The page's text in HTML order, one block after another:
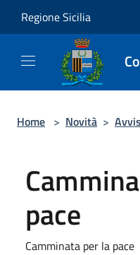
Regione Sicilia
Home > Novità >
pace
Camminata per la pace